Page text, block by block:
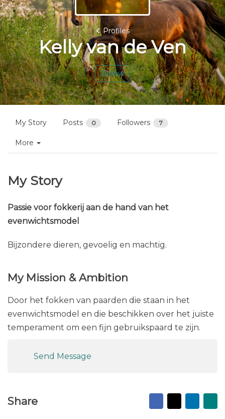
Profiles
Kelly van de Ven
Follow
My Story Posts 0 Followers 7
More
My Story
Passie voor fokkerij aan de hand van het
evenwichtsmodel
Bijzondere dieren, gevoelig en machtig.
My Mission & Ambition
Door het fokken van paarden die staan in het
evenwichtsmodel en die beschikken over het juiste
temperament om een fijn gebruikspaard te zijn.
Send Message
Share Facebook
X
to